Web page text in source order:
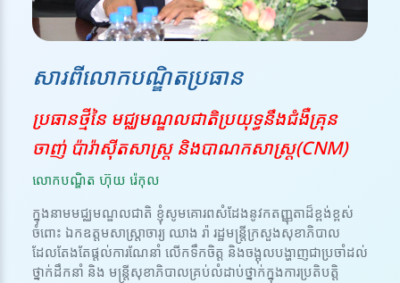
សារពីលោកបណ្ឌិតប្រធាន
ប្រធានថ្មីនៃ មជ្ឈមណ្ឌលជាតិប្រយុទ្ធនឹងជំងឺគ្រុន
ចាញ់ ប៉ារ៉ាស៊ីតសាស្ត្រ និងបាណកសាស្រ្ត(CNM)
លោកបណ្ឌិត ហ៊ុយ រ៉េកុល
ក្នុងនាមមជ្ឈមណ្ឌលជាតិ ខ្ញុំសូមគោរពសំដែងនូវកតញ្ញុតាដ៏ខ្ពង់ខ្ពស់
ចំពោះ ឯកឧត្តមសាស្ត្រាចារ្យ ឈាង រ៉ា រដ្ឋមន្ត្រីក្រសួងសុខាភិបាល
ដែលតែងតែផ្តល់ការណែនាំ លើកទឹកចិត្ត និងចង្អុលបង្ហាញជាប្រចាំដល់
ថ្នាក់ដឹកនាំ និង មន្ត្រីសុខាភិបាលគ្រប់លំដាប់ថ្នាក់ក្នុងការប្រតិបត្តិ